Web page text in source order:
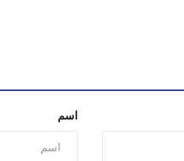
اسم